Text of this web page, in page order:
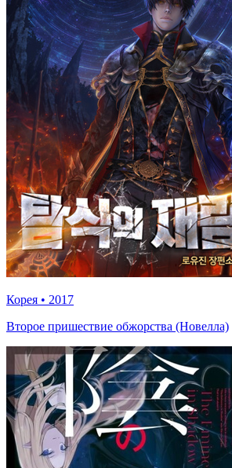
Корея • 2017
Второе пришествие обжорства (Новелла)